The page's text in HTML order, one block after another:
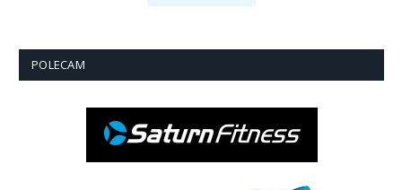
POLECAM